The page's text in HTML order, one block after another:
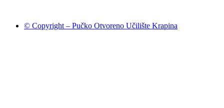
© Copyright – Pučko Otvoreno Učilište Krapina